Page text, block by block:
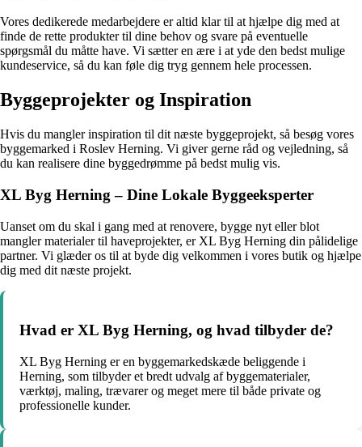
Vores dedikerede medarbejdere er altid klar til at hjælpe dig med at
finde de rette produkter til dine behov og svare på eventuelle
spørgsmål du måtte have. Vi sætter en ære i at yde den bedst mulige
kundeservice, så du kan føle dig tryg gennem hele processen.
Byggeprojekter og Inspiration
Hvis du mangler inspiration til dit næste byggeprojekt, så besøg vores
byggemarked i Roslev Herning. Vi giver gerne råd og vejledning, så
du kan realisere dine byggedrømme på bedst mulig vis.
XL Byg Herning – Dine Lokale Byggeeksperter
Uanset om du skal i gang med at renovere, bygge nyt eller blot
mangler materialer til haveprojekter, er XL Byg Herning din pålidelige
partner. Vi glæder os til at byde dig velkommen i vores butik og hjælpe
dig med dit næste projekt.
Hvad er XL Byg Herning, og hvad tilbyder de?
XL Byg Herning er en byggemarkedskæde beliggende i
Herning, som tilbyder et bredt udvalg af byggematerialer,
værktøj, maling, trævarer og meget mere til både private og
professionelle kunder.